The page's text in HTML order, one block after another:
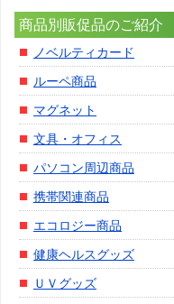
商品別販促品のご紹介
ノベルティカード
ルーペ商品
マグネット
文具・オフィス
パソコン周辺商品
携帯関連商品
エコロジー商品
健康ヘルスグッズ
ＵＶグッズ